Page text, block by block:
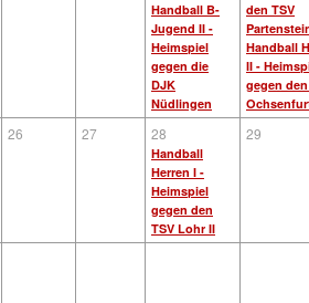
Handball B-
Jugend II -
Heimspiel
gegen die
DJK
Nüdlingen
den TSV
Handball
II -
gegen
26 27 28
Handball
Herren I -
Heimspiel
gegen den
TSV Lohr II
29